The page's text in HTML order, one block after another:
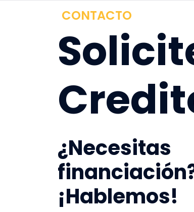
CONTACTO
¿Necesitas
¡Hablemos!